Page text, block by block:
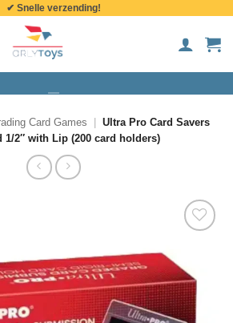
✔ Snelle verzending!
Card Games
Ultra Pro Card Savers
1/2″ with Lip (200 card holders)